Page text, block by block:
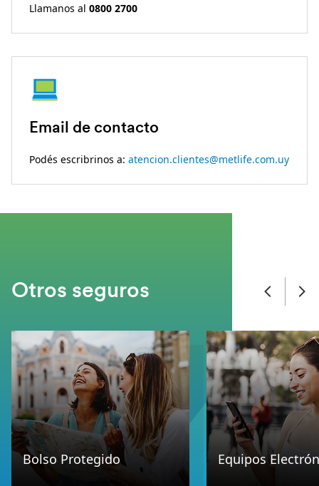
Llamanos al 0800 2700
Email de contacto
Podés escribrinos a: atencion.clientes@metlife.com.uy
Otros seguros
Bolso Protegido Equipos